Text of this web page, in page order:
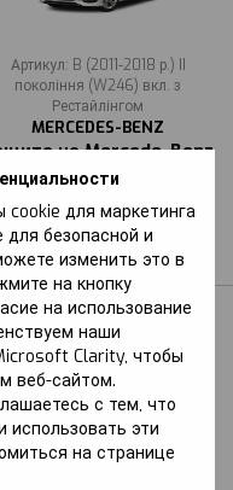
cookie для маркетинга
для безопасной и
изменить это в
на кнопку
на использование
наши
Clarity, чтобы
веб-сайтом.
с тем, что
эти
на странице
Артикул: B (2011-2018 р.) II
покоління (W246) вкл. з
Рестайлінгом
MERCEDES-BENZ
на Mercede-Benz
B (2011-2018 г.) II
(W246) вкл. с
Рестайлингом
В наличии